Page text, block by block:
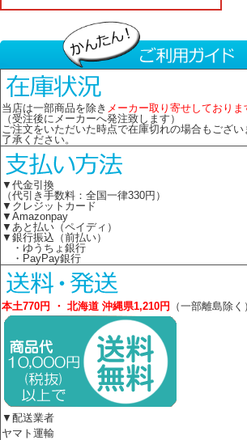
当店は一部商品を除き メーカー取り寄せしておりま
（受注後にメーカーへ発注致します）
ご注文をいただいた時点で在庫切れの場合もござ
了承ください。
▼代金引換
（代引き手数料：全国一律330円）
▼クレジットカード
▼Amazonpay
▼あと払い（ペイディ）
▼銀行振込（前払い）
・ゆうちょ銀行
・PayPay銀行
本土770円 ・ 北海道 沖縄県1,210円 （一部離島除く
▼配送業者
ヤマト運輸